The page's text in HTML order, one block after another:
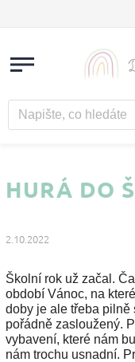
HURÁ DO
2.10.2022
Školní rok už začal.
období Vánoc, na
doby je ale třeba pilně
pořádně zasloužený.
vybavení, které nám
nám trochu usnadní.